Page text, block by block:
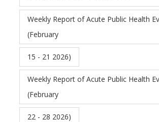
Weekly Report of Acute Public Health
(February
15 - 21 2026)
Weekly Report of Acute Public Health
(February
22 - 28 2026)